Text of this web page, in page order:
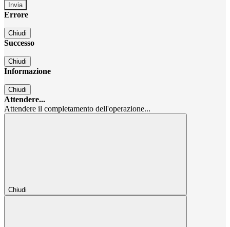
Errore
Chiudi
Successo
Chiudi
Informazione
Chiudi
Attendere...
Attendere il completamento dell'operazione...
Chiudi